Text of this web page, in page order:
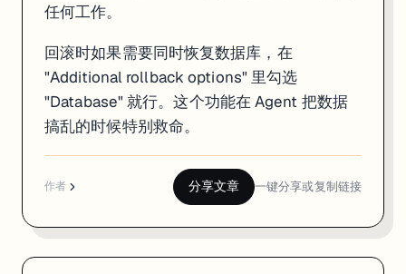
任何工作。
回滚时如果需要同时恢复数据库，在
"Additional rollback options" 里勾选
"Database" 就行。这个功能在 Agent 把数据
搞乱的时候特别救命。
作者 分享文章 一键分享或复制链接